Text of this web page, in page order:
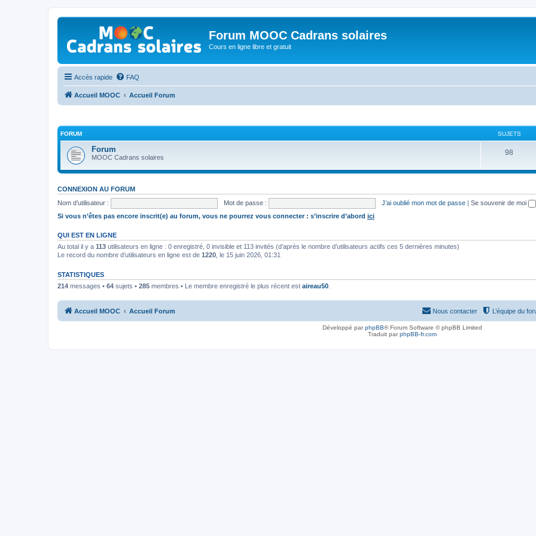
Forum MOOC Cadrans solaires
Cours en ligne libre et gratuit
Accès rapide FAQ
Accueil MOOC Accueil Forum
FORUM SUJETS
Forum
MOOC Cadrans solaires
98
CONNEXION AU FORUM
Nom d’utilisateur :
Mot de passe : J’ai oublié mon mot de passe | Se souvenir de moi
Si vous n’êtes pas encore inscrit(e) au forum, vous ne pourrez vous connecter : s’inscrire d’abord ici
QUI EST EN LIGNE
Au total il y a 113 utilisateurs en ligne : 0 enregistré, 0 invisible et 113 invités (d’après le nombre d’utilisateurs actifs ces 5 dernières minutes)
Le record du nombre d’utilisateurs en ligne est de 1220 , le 15 juin 2026, 01:31
STATISTIQUES
214 messages • 64 sujets • 285 membres • Le membre enregistré le plus récent est aireau50
Accueil MOOC Accueil Forum L’équipe du
Nous contacter
Développé parphpBB® Forum Software © phpBB Limited
Traduit parphpBB-fr.com